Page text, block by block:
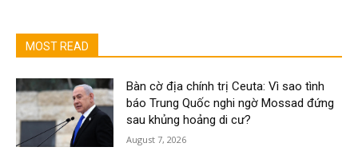
MOST READ
Bàn cờ địa chính trị Ceuta: Vì sao tình
báo Trung Quốc nghi ngờ Mossad đứng
sau khủng hoảng di cư?
August 7, 2026